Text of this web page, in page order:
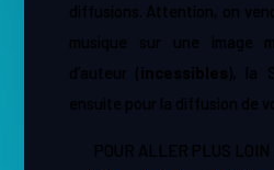
diffusions. Attention, on
musique sur une image
d’auteur (​incessibles​), la
ensuite pour la diffusion de
POUR ALLER PLUS